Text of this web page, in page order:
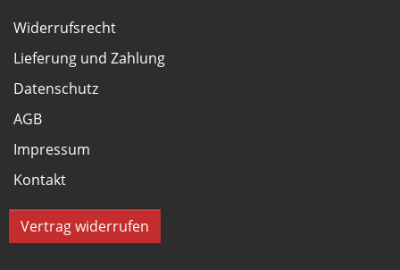
Widerrufsrecht
Lieferung und Zahlung
Datenschutz
AGB
Impressum
Kontakt
Vertrag widerrufen